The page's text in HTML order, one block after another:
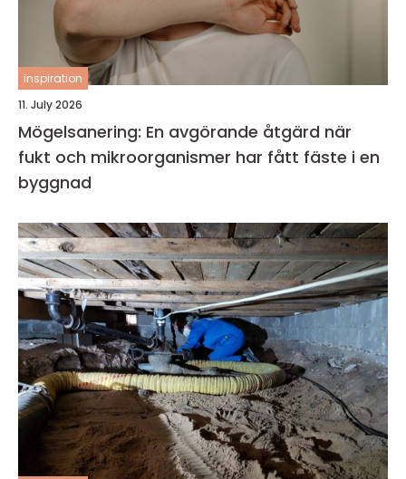
inspiration
11. July 2026
Mögelsanering: En avgörande åtgärd när
fukt och mikroorganismer har fått fäste i en
byggnad